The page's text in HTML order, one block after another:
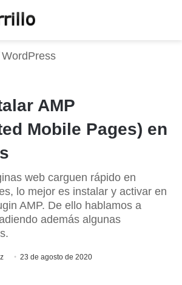
WordPress
AMP
Mobile Pages) en
web carguen rápido en
lo mejor es instalar y activar en
AMP. De ello hablamos a
además algunas
23 de agosto de 2020